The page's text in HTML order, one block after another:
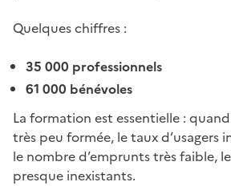
Quelques chiffres :
35 000 professionnels
61 000 bénévoles
La formation est essentielle :
très peu formée, le taux d’usagers
le nombre d’emprunts très faible,
presque inexistants.